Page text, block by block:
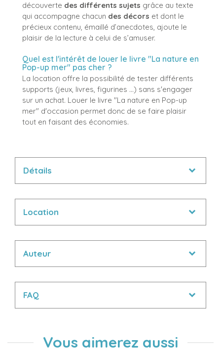
découverte des différents sujets grâce au texte
qui accompagne chacun des décors et dont le
précieux contenu, émaillé d’anecdotes, ajoute le
plaisir de la lecture à celui de s’amuser.
Quel est l'intérêt de louer le livre "La nature en
Pop-up mer" pas cher ?
La location offre la possibilité de tester différents
supports (jeux, livres, figurines ...) sans s'engager
sur un achat. Louer le livre "La nature en Pop-up
mer" d'occasion permet donc de se faire plaisir
tout en faisant des économies.
Détails
Location
Auteur
FAQ
Vous aimerez aussi